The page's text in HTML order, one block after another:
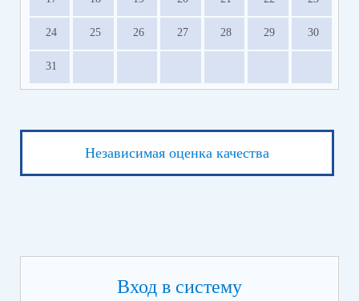
24 25 26 27 28 29 30
31
Независимая оценка качества
Вход в систему